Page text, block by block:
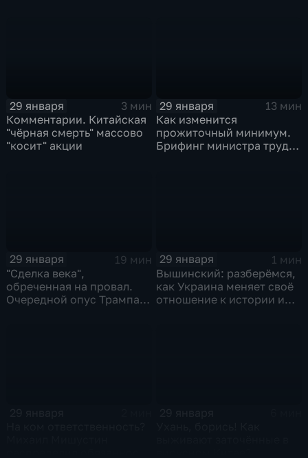
29 января
3 мин
Комментарии. Китайская
"чёрная смерть" массово
"косит" акции
29 января
13 мин
Как изменится
прожиточный минимум.
Брифинг министра труда
29 января
19 мин
"Сделка века",
обреченная на провал.
Очередной опус Трампа.
29 января
1 мин
Вышинский: разберёмся,
как Украина меняет своё
отношение к истории и